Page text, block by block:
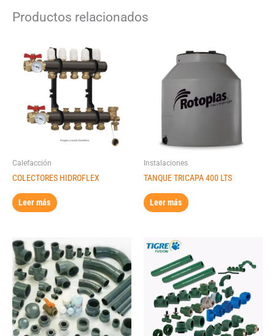
Productos relacionados
Calefacción
COLECTORES HIDROFLEX
Leer más
Instalaciones
TANQUE TRICAPA 400 LTS
Leer más